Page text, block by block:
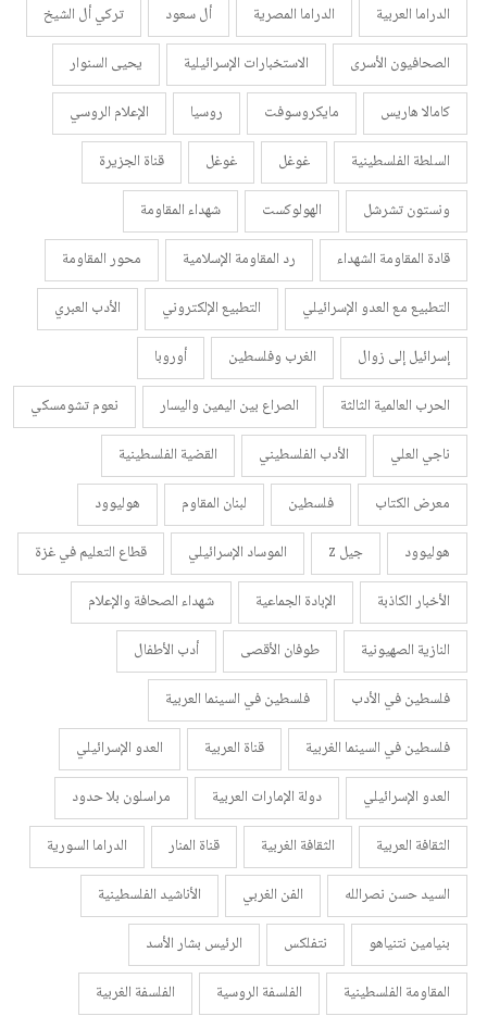
الدراما العربية الدراما المصرية أل سعود
تركي أل الشيخ
الصحافيون الأسرى
الاستخبارات الإسرائيلية
يحيى السنوار
كامالا هاريس
مايكروسوفت روسيا
الإعلام الروسي
السلطة الفلسطينية
غوغل غوغل
قناة الجزيرة
ونستون تشرشل
الهولوكست
شهداء المقاومة
قادة المقاومة الشهداء
رد المقاومة الإسلامية
محور المقاومة
التطبيع مع العدو الإسرائيلي
التطبيع الإلكتروني
الأدب العبري
إسرائيل إلى زوال
الغرب وفلسطين
أوروبا
الحرب العالمية الثالثة
الصراع بين اليمين واليسار
نعوم تشومسكي
ناجي العلي
الأدب الفلسطيني
القضية الفلسطينية
معرض الكتاب
فلسطين لبنان المقاوم
هوليوود
هوليوود
جيل z الموساد الإسرائيلي
قطاع التعليم في غزة
الأخبار الكاذبة
الإبادة الجماعية
شهداء الصحافة والإعلام
النازية الصهيونية
طوفان الأقصى
أدب الأطفال
فلسطين في الأدب
فلسطين في السينما العربية
فلسطين في السينما الغربية
قناة العربية
العدو الإسرائيلي
العدو الإسرائيلي
دولة الإمارات العربية
مراسلون بلا حدود
الثقافة العربية
الثقافة الغربية قناة المنار
الدراما السورية
السيد حسن نصرالله
الفن الغربي
الأناشيد الفلسطينية
بنيامين نتنياهو
نتفلكس
الرئيس بشار الأسد
المقاومة الفلسطينية
الفلسفة الروسية
الفلسفة الغربية